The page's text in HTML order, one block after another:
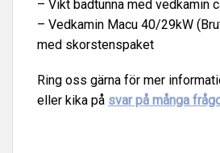
– Vikt badtunna med vedkamin
– Vedkamin Macu 40/29kW
med skorstenspaket
Ring oss gärna för mer
eller kika på svar på många